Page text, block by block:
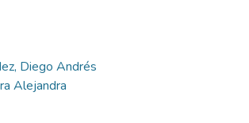
Diego Andrés
Alejandra